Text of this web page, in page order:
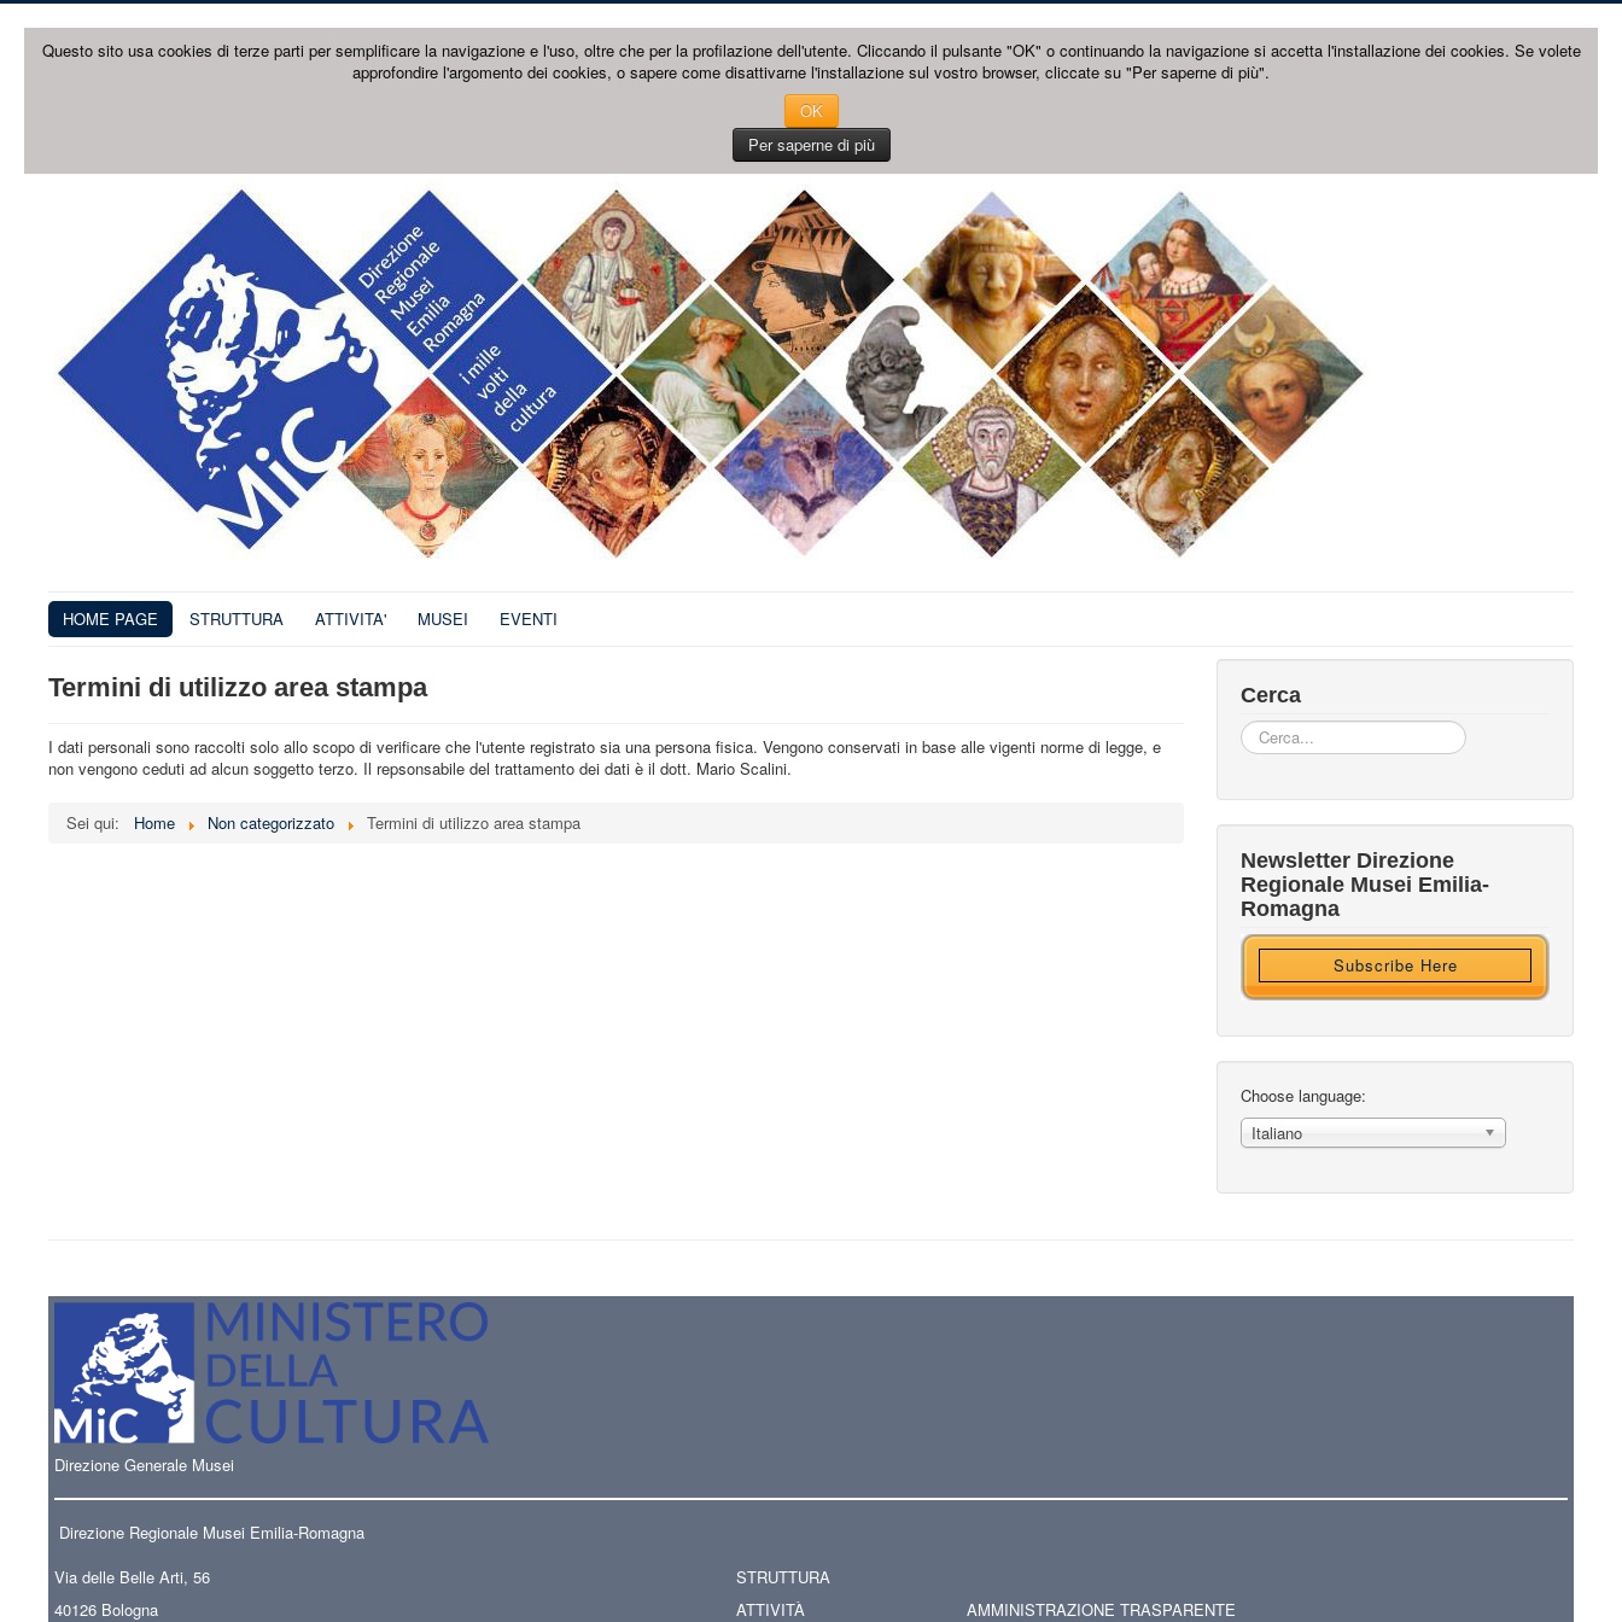
Questo sito usa cookies di terze parti per semplificare la navigazione e l'uso, oltre che per la profilazione dell'utente. Cliccando il pulsante "OK" o continuando la navigazione si accetta l'installazione dei cookies. Se volete
approfondire l'argomento dei cookies, o sapere come disattivarne l'installazione sul vostro browser, cliccate su "Per saperne di più".
OK
Per saperne di più
HOME PAGE STRUTTURA ATTIVITA' MUSEI EVENTI
Termini di utilizzo area stampa
I dati personali sono raccolti solo allo scopo di verificare che l'utente registrato sia una persona fisica. Vengono conservati in base alle vigenti norme di legge, e
non vengono ceduti ad alcun soggetto terzo. Il repsonsabile del trattamento dei dati è il dott. Mario Scalini.
Sei qui: Home Non categorizzato Termini di utilizzo area stampa
Cerca
Cerca...
Newsletter Direzione
Regionale Musei Emilia-
Romagna
Subscribe Here
Iscriviti alla nostra newsletter
Ricevi HTML?
Choose language:
Italiano
Direzione Generale Musei
Direzione Regionale Musei Emilia-Romagna
Via delle Belle Arti, 56
40126 Bologna
STRUTTURA
ATTIVITÀ
AMMINISTRAZIONE TRASPARENTE